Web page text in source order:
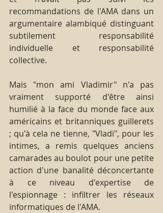
recommandations de l'AMA dans un
argumentaire alambiqué distinguant
subtilement responsabilité
individuelle et responsabilité
collective.
Mais "mon ami Vladimir" n'a pas
vraiment supporté d'être ainsi
humilié à la face du monde face aux
américains et britanniques guillerets
; qu'à cela ne tienne, "Vladi", pour les
intimes, a remis quelques anciens
camarades au boulot pour une petite
action d'une banalité déconcertante
à ce niveau d'expertise de
l'espionnage : infiltrer les réseaux
informatiques de l'AMA.